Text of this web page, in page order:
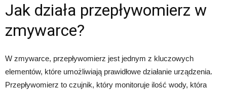
Jak działa przepływomierz w
zmywarce?
W zmywarce, przepływomierz jest jednym z kluczowych
elementów, które umożliwiają prawidłowe działanie urządzenia.
Przepływomierz to czujnik, który monitoruje ilość wody, która